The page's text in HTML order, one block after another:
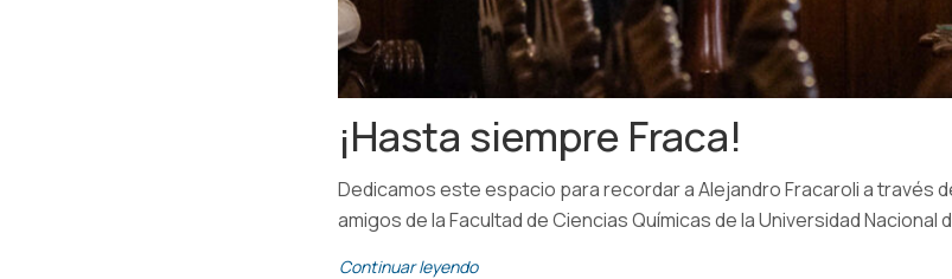
¡Hasta siempre Fraca!
Dedicamos este espacio para recordar a Alejandro Fracaroli a través
amigos de la Facultad de Ciencias Químicas de la Universidad Nacional
Continuar leyendo